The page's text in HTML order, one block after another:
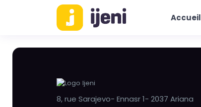
Accueil
8, rue Sarajevo- Ennasr 1- 2037 Ariana